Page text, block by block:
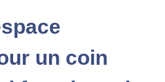
un coin